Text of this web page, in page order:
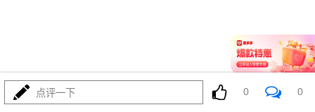
最热 10941 08-03
点评一下 0 0